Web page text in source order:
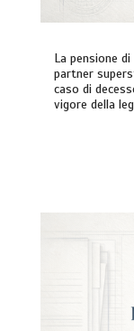
La pensione
partner
caso di
vigore della